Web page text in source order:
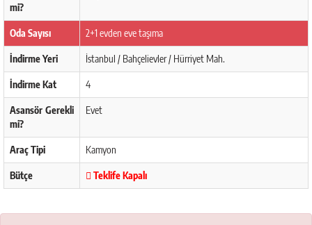
mi?
Oda Sayısı 2+1 evden eve taşıma
İndirme Yeri İstanbul / Bahçelievler / Hürriyet Mah.
İndirme Kat 4
Asansör Gerekli
mi?
Evet
Araç Tipi Kamyon
Bütçe Teklife Kapalı